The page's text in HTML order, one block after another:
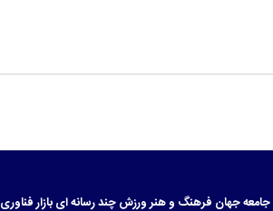
جامعهجهان فرهنگ و هنرورزشچند رسانه ایبازارفناوری